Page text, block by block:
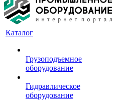
Каталог
Грузоподъемное
оборудование
Гидравлическое
оборудование